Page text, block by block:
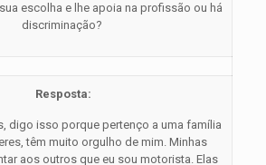
escolha e lhe apoia na profissão ou há
discriminação?
Resposta:
digo isso porque pertenço a uma família
têm muito orgulho de mim. Minhas
aos outros que eu sou motorista. Elas